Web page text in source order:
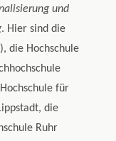
und
. Hier sind die
die Hochschule
für
die
Ruhr